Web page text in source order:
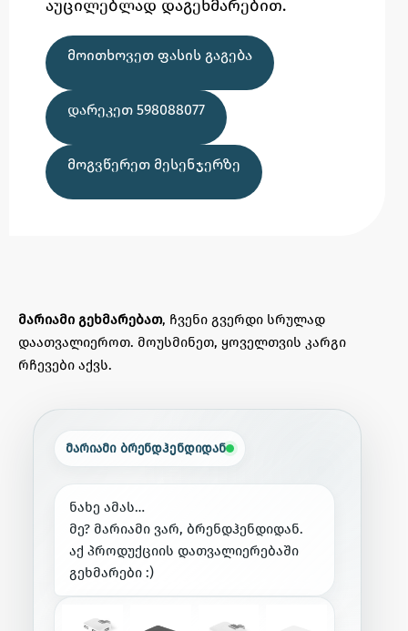
აუცილებლად დაგეხმარებით.
ᲛᲝᲘᲗᲮᲝᲕᲔᲗ ᲤᲐᲡᲘᲡ ᲒᲐᲒᲔᲑᲐ
ᲓᲐᲠᲔᲙᲔᲗ 598088077
ᲛᲝᲒᲕᲬᲔᲠᲔᲗ ᲛᲔᲡᲔᲜᲯᲔᲠᲖᲔ
მარიამი გეხმარებათ, ჩვენი გვერდი სრულად
დაათვალიეროთ. მოუსმინეთ, ყოველთვის კარგი
რჩევები აქვს.
მარიამი ბრენდჰენდიდან
ნახე ამას…
მე? მარიამი ვარ, ბრენდჰენდიდან.
აქ პროდუქციის დათვალიერებაში
გეხმარები :)